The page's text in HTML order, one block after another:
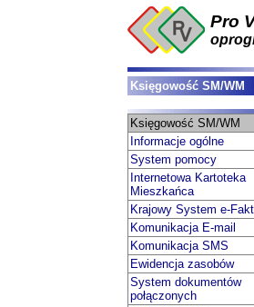
Pro
Księgowość SM/WM
Księgowość SM/WM
Informacje ogólne
System pomocy
Internetowa Kartoteka
Mieszkańca
Krajowy System e-
Komunikacja E-mail
Komunikacja SMS
Ewidencja zasobów
System dokumentów
połączonych